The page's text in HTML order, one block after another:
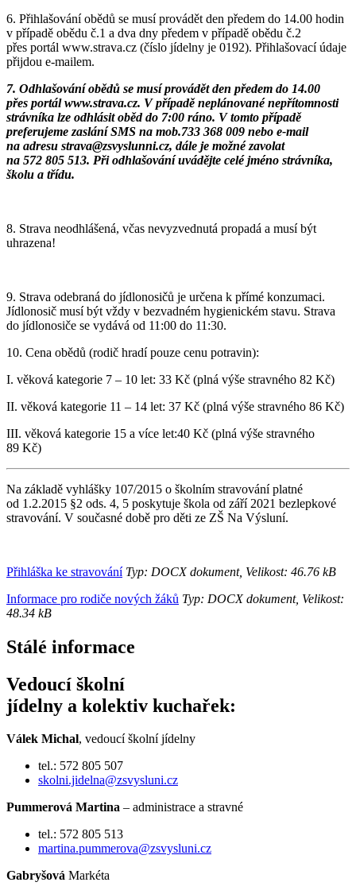
6. Přihlašování obědů se musí provádět den předem do 14.00 hodin
v případě obědu č.1 a dva dny předem v případě obědu č.2
přes portál www.strava.cz (číslo jídelny je 0192). Přihlašovací údaje
přijdou e-mailem.
7. Odhlašování obědů se musí provádět den předem do 14.00
přes portál www.strava.cz. V případě neplánované nepřítomnosti
strávníka lze odhlásit oběd do 7:00 ráno. V tomto případě
preferujeme zaslání SMS na mob.733 368 009 nebo e-mail
na adresu strava@zsvyslunni.cz, dále je možné zavolat
na 572 805 513. Při odhlašování uvádějte celé jméno strávníka,
školu a třídu.
8. Strava neodhlášená, včas nevyzvednutá propadá a musí být
uhrazena!
9. Strava odebraná do jídlonosičů je určena k přímé konzumaci.
Jídlonosič musí být vždy v bezvadném hygienickém stavu. Strava
do jídlonosiče se vydává od 11:00 do 11:30.
10. Cena obědů (rodič hradí pouze cenu potravin):
I. věková kategorie 7 – 10 let: 33 Kč (plná výše stravného 82 Kč)
II. věková kategorie 11 – 14 let: 37 Kč (plná výše stravného 86 Kč)
III. věková kategorie 15 a více let:40 Kč (plná výše stravného
89 Kč)
Na základě vyhlášky 107/2015 o školním stravování platné
od 1.2.2015 §2 ods. 4, 5 poskytuje škola od září 2021 bezlepkové
stravování. V současné době pro děti ze ZŠ Na Výsluní.
Přihláška ke stravováníTyp: DOCX dokument, Velikost: 46.76 kB
Informace pro rodiče nových žáků Typ: DOCX dokument, Velikost:
48.34 kB
Stálé informace
Vedoucí školní
jídelny a kolektiv kuchařek:
Válek Michal, vedoucí školní jídelny
tel.: 572 805 507
skolni.jidelna@zsvysluni.cz
Pummerová Martina – administrace a stravné
tel.: 572 805 513
martina.pummerova@zsvysluni.cz
Gabryšová Markéta